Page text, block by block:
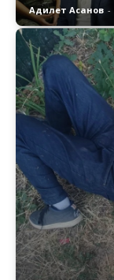
Адилет Асанов -